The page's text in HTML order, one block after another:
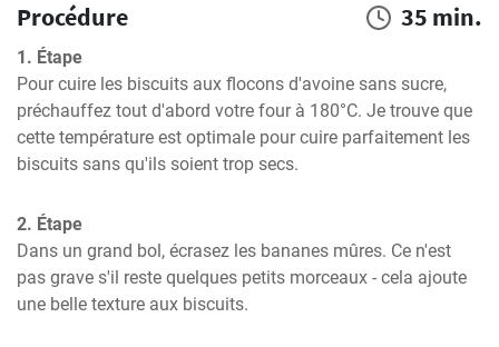
Procédure 35 min.
1. Étape
Pour cuire les biscuits aux flocons d'avoine sans sucre,
préchauffez tout d'abord votre four à 180°C. Je trouve que
cette température est optimale pour cuire parfaitement les
biscuits sans qu'ils soient trop secs.
2. Étape
Dans un grand bol, écrasez les bananes mûres. Ce n'est
pas grave s'il reste quelques petits morceaux - cela ajoute
une belle texture aux biscuits.